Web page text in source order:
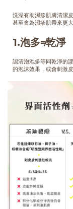
洗澡有助濕疹肌膚清潔
甚至會為濕疹肌帶來更
1.泡多≠乾淨
認清泡泡多等同乾淨的
的泡沫效果，或會刺激